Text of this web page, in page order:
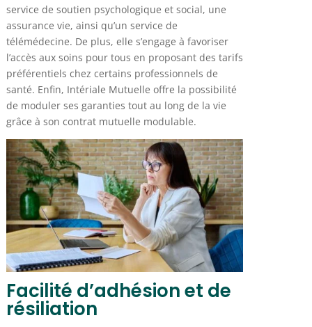
service de soutien psychologique et social, une
assurance vie, ainsi qu’un service de
télémédecine. De plus, elle s’engage à favoriser
l’accès aux soins pour tous en proposant des tarifs
préférentiels chez certains professionnels de
santé. Enfin, Intériale Mutuelle offre la possibilité
de moduler ses garanties tout au long de la vie
grâce à son contrat mutuelle modulable.
Facilité d’adhésion et de
résiliation